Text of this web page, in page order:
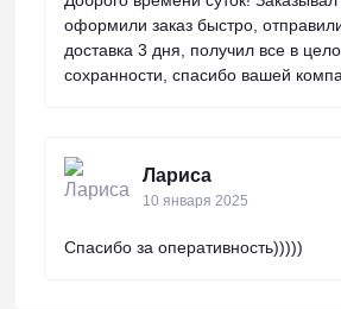
оформили заказ быстро,
доставка 3 дня, получил все в
сохранности, спасибо вашей
Лариса
10 января 2025
Спасибо за оперативность)))))